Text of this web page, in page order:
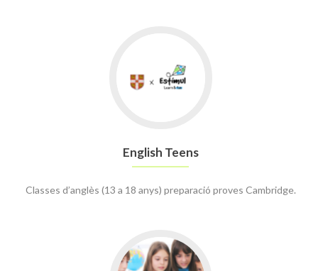
English Teens
Classes d’anglès (13 a 18 anys) preparació proves Cambridge.
Go
to